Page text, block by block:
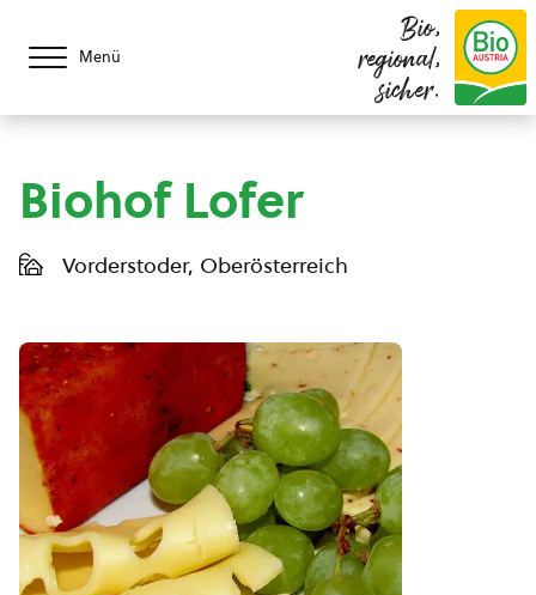
Menü
Bio,
regional,
sicher.
Biohof Lofer
Vorderstoder, Oberösterreich